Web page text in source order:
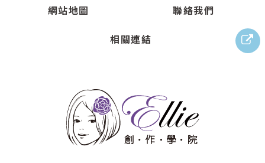
網站地圖 聯絡我們
相關連結